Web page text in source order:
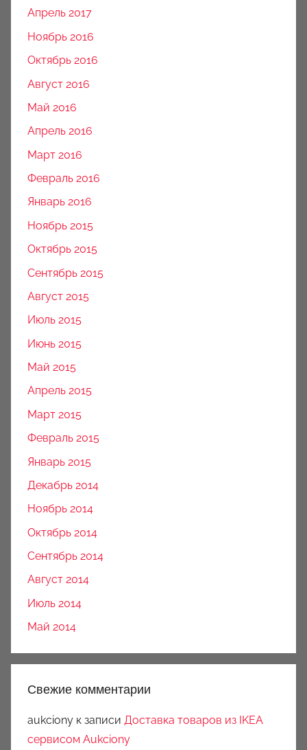
Апрель 2017
Ноябрь 2016
Октябрь 2016
Август 2016
Май 2016
Апрель 2016
Март 2016
Февраль 2016
Январь 2016
Ноябрь 2015
Октябрь 2015
Сентябрь 2015
Август 2015
Июль 2015
Июнь 2015
Май 2015
Апрель 2015
Март 2015
Февраль 2015
Январь 2015
Декабрь 2014
Ноябрь 2014
Октябрь 2014
Сентябрь 2014
Август 2014
Июль 2014
Май 2014
Свежие комментарии
aukciony к записи Доставка товаров из IKEA
сервисом Aukciony